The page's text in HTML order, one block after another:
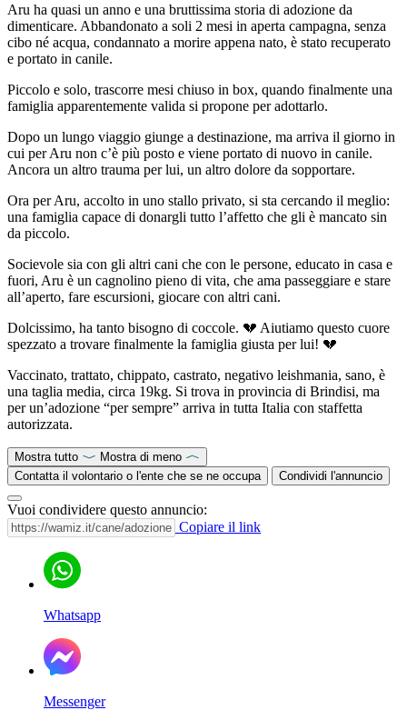
Aru ha quasi un anno e una bruttissima storia di adozione da
dimenticare. Abbandonato a soli 2 mesi in aperta campagna, senza
cibo né acqua, condannato a morire appena nato, è stato recuperato
e portato in canile.
Piccolo e solo, trascorre mesi chiuso in box, quando finalmente una
famiglia apparentemente valida si propone per adottarlo.
Dopo un lungo viaggio giunge a destinazione, ma arriva il giorno in
cui per Aru non c’è più posto e viene portato di nuovo in canile.
Ancora un altro trauma per lui, un altro dolore da sopportare.
Ora per Aru, accolto in uno stallo privato, si sta cercando il meglio:
una famiglia capace di donargli tutto l’affetto che gli è mancato sin
da piccolo.
Socievole sia con gli altri cani che con le persone, educato in casa e
fuori, Aru è un cagnolino pieno di vita, che ama passeggiare e stare
all’aperto, fare escursioni, giocare con altri cani.
Dolcissimo, ha tanto bisogno di coccole. 💔 Aiutiamo questo cuore
spezzato a trovare finalmente la famiglia giusta per lui! 💔
Vaccinato, trattato, chippato, castrato, negativo leishmania, sano, è
una taglia media, circa 19kg. Si trova in provincia di Brindisi, ma
per un’adozione “per sempre” arriva in tutta Italia con staffetta
autorizzata.
Mostra tutto
Mostra di meno
Contatta il volontario o l'ente che se ne occupa
Condividi l'annuncio
Vuoi condividere questo annuncio:
Copiare il link
Whatsapp
Messenger